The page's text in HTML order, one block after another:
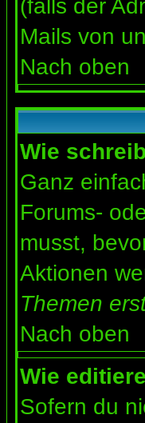
(falls der
Mails von
Nach oben
Wie
Ganz
Forums-
musst,
Aktionen
Themen
Nach oben
Wie
Sofern du